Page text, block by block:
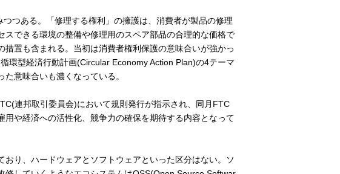
つある。「修理する権利」の擁護は、消費者が製品の修理
できる環境の整備や修理用のスペア部品の合理的な価格で
置も含まれる。当初は消費者権利保護の意味合いが強かっ
環型経済行動計画(Circular Economy Action Plan)の4テーマ
意味合いも濃くなっている。
連邦取引委員会)において規則発行が指示され、同月FTC
や経済への活性化、競争力の確保を期待する内容となって
り、ハードウェアとソフトウェアといった区分はない。ソ